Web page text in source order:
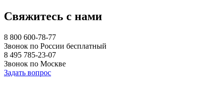
Свяжитесь с нами
8 800 600-78-77
Звонок по России бесплатный
8 495 785-23-07
Звонок по Москве
Задать вопрос